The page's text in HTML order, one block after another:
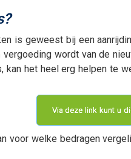
En verder....
Alarmnummers
Bepaal de dagwaarde van
je auto
Verzekeringskaarten
is geweest bij een
wordt van de
kan het heel erg helpen te
Via deze link kunt u
voor welke bedragen